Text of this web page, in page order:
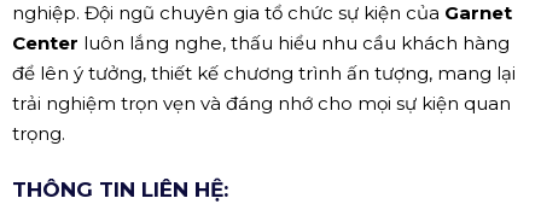
nghiệp. Đội ngũ chuyên gia tổ chức sự kiện của Garnet
Center luôn lắng nghe, thấu hiểu nhu cầu khách hàng
để lên ý tưởng, thiết kế chương trình ấn tượng, mang lại
trải nghiệm trọn vẹn và đáng nhớ cho mọi sự kiện quan
trọng.
THÔNG TIN LIÊN HỆ: